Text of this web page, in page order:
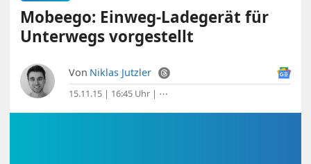
Mobeego: Einweg-Ladegerät für
Unterwegs vorgestellt
Von Niklas Jutzler
15.11.15 | 16:45 Uhr | ⋯